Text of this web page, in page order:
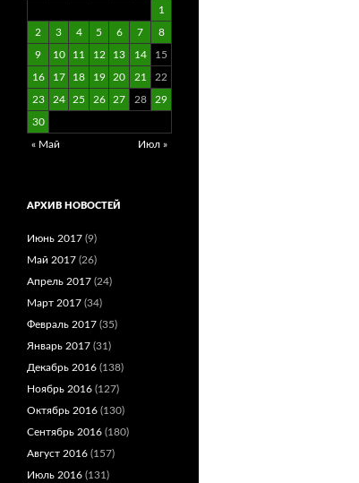
1
2 3 4 5 6 7 8
9 10 11 12 13 14 15
16 17 18 19 20 21 22
23 24 25 26 27 28 29
30
« Май Июл »
АРХИВ НОВОСТЕЙ
Июнь 2017 (9)
Май 2017 (26)
Апрель 2017 (24)
Март 2017 (34)
Февраль 2017 (35)
Январь 2017 (31)
Декабрь 2016 (138)
Ноябрь 2016 (127)
Октябрь 2016 (130)
Сентябрь 2016 (180)
Август 2016 (157)
Июль 2016 (131)